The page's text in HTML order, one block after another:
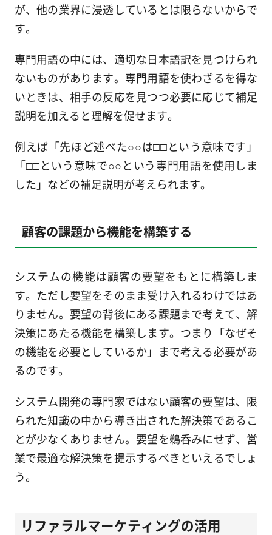
が、他の業界に浸透しているとは限らないからで
す。
専門用語の中には、適切な日本語訳を見つけられ
ないものがあります。専門用語を使わざるを得な
いときは、相手の反応を見つつ必要に応じて補足
説明を加えると理解を促せます。
例えば「先ほど述べた○○は□□という意味です」
「□□という意味で○○という専門用語を使用しま
した」などの補足説明が考えられます。
顧客の課題から機能を構築する
システムの機能は顧客の要望をもとに構築しま
す。ただし要望をそのまま受け入れるわけではあ
りません。要望の背後にある課題まで考えて、解
決策にあたる機能を構築します。つまり「なぜそ
の機能を必要としているか」まで考える必要があ
るのです。
システム開発の専門家ではない顧客の要望は、限
られた知識の中から導き出された解決策であるこ
とが少なくありません。要望を鵜呑みにせず、営
業で最適な解決策を提示するべきといえるでしょ
う。
リファラルマーケティングの活用